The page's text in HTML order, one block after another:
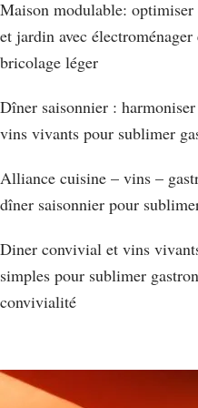
Maison modulable: optimiser
et jardin avec électroménager
bricolage léger
Dîner saisonnier :
vins vivants pour sublimer
Alliance cuisine – vins –
dîner saisonnier pour
Diner convivial et vins
simples pour sublimer
convivialité